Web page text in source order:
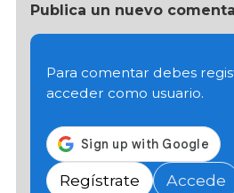
Publica un nuevo
Para comentar debes
acceder como usuario.
Regístrate Accede